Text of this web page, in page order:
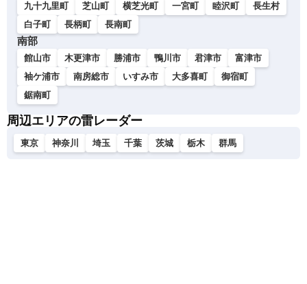
九十九里町
芝山町 横芝光町 一宮町 睦沢町
長生村
白子町
長柄町 長南町
南部
館山市 木更津市 勝浦市 鴨川市 君津市
富津市
袖ケ浦市
南房総市 いすみ市 大多喜町
御宿町
鋸南町
周辺エリアの雷レーダー
東京 神奈川 埼玉 千葉 茨城 栃木 群馬